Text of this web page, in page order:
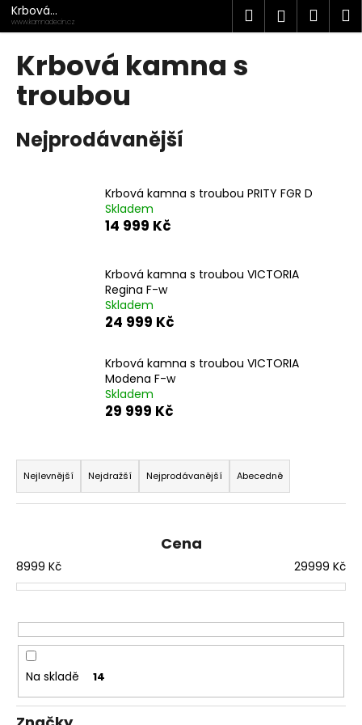
Přejít
na
obsah
Krbová
kamna
Děčín
www.kamnadecin.cz Hledat
Krbová kamna s
troubou
Nejprodávanější
Krbová kamna s troubou PRITY FGR D
Skladem
14 999 Kč
Krbová kamna s troubou VICTORIA
Regina F-w
Skladem
24 999 Kč
Krbová kamna s troubou VICTORIA
Modena F-w
Skladem
29 999 Kč
Ř
a
z
í
p
o
d
u
k
t
Nejlevnější Nejdražší Nejprodávanější Abecedně
Cena
8999 Kč 29999 Kč
Na skladě 14
K
o
C
o
p
o
?
HLEDAT
D
o
p
o
r
u